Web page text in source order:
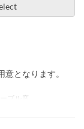
となります。
ブル席